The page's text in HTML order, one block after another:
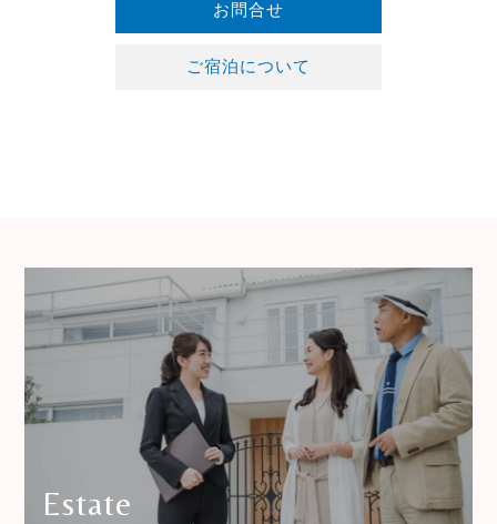
お問合せ
ご宿泊について
Estate